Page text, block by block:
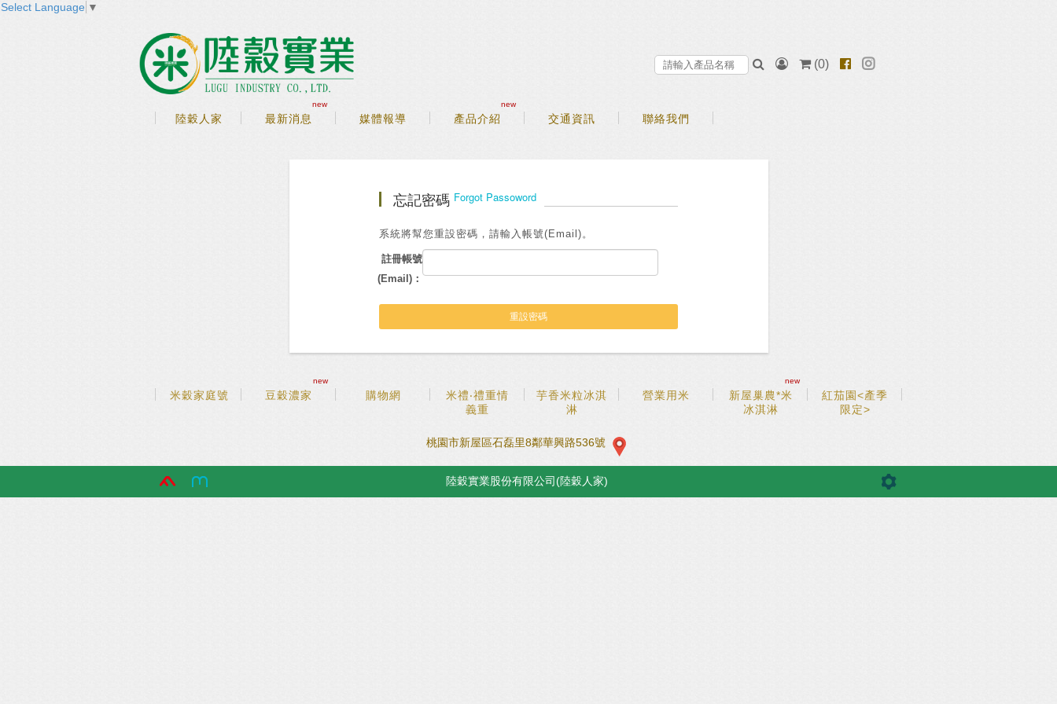
Select Language ▼
(0)
陸穀人家
new
最新消息 媒體報導
new
產品介紹 交通資訊 聯絡我們
忘記密碼 Forgot Passoword
系統將幫您重設密碼，請輸入帳號(Email)。
註冊帳號
(Email)：
重設密碼
米穀家庭號
new
豆穀濃家 購物網
米禮‧禮重情
義重
芋香米粒冰淇
淋
營業用米
new
新屋巢農*米
冰淇淋
紅茄園<產季
限定>
桃園市新屋區石磊里8鄰華興路536號
陸穀實業股份有限公司(陸穀人家)